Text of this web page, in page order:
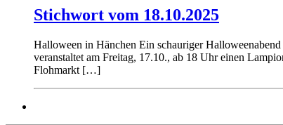
Stichwort vom 18.10.2025
Halloween in Hänchen Ein schauriger
veranstaltet am Freitag, 17.10., ab 18 Uhr einen
Flohmarkt […]